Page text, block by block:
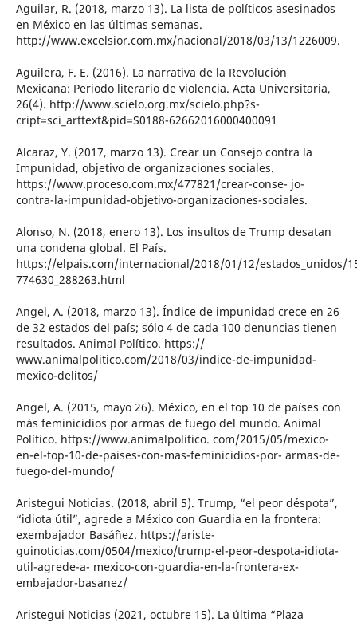
Aguilar, R. (2018, marzo 13). La lista de políticos asesinados
en México en las últimas semanas.
http://www.excelsior.com.mx/nacional/2018/03/13/1226009.
Aguilera, F. E. (2016). La narrativa de la Revolución
Mexicana: Periodo literario de violencia. Acta Universitaria,
26(4). http://www.scielo.org.mx/scielo.php?s-
cript=sci_arttext&pid=S0188-62662016000400091
Alcaraz, Y. (2017, marzo 13). Crear un Consejo contra la
Impunidad, objetivo de organizaciones sociales.
https://www.proceso.com.mx/477821/crear-conse- jo-
contra-la-impunidad-objetivo-organizaciones-sociales.
Alonso, N. (2018, enero 13). Los insultos de Trump desatan
una condena global. El País.
https://elpais.com/internacional/2018/01/12/estados_unidos/
774630_288263.html
Angel, A. (2018, marzo 13). Índice de impunidad crece en 26
de 32 estados del país; sólo 4 de cada 100 denuncias tienen
resultados. Animal Político. https://
www.animalpolitico.com/2018/03/indice-de-impunidad-
mexico-delitos/
Angel, A. (2015, mayo 26). México, en el top 10 de países con
más feminicidios por armas de fuego del mundo. Animal
Político. https://www.animalpolitico. com/2015/05/mexico-
en-el-top-10-de-paises-con-mas-feminicidios-por- armas-de-
fuego-del-mundo/
Aristegui Noticias. (2018, abril 5). Trump, “el peor déspota”,
“idiota útil”, agrede a México con Guardia en la frontera:
exembajador Basáñez. https://ariste-
guinoticias.com/0504/mexico/trump-el-peor-despota-idiota-
util-agrede-a- mexico-con-guardia-en-la-frontera-ex-
embajador-basanez/
Aristegui Noticias (2021, octubre 15). La última “Plaza